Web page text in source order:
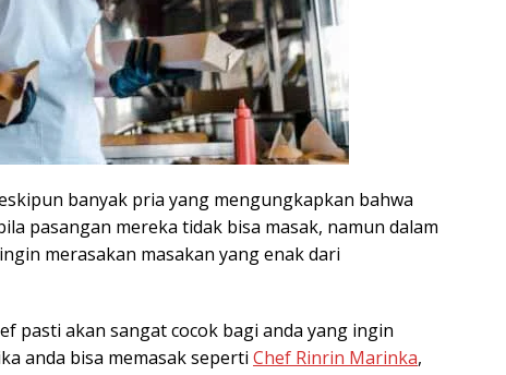
banyak pria yang mengungkapkan bahwa
pasangan mereka tidak bisa masak, namun dalam
merasakan masakan yang enak dari
pasti akan sangat cocok bagi anda yang ingin
anda bisa memasak seperti Chef Rinrin Marinka,